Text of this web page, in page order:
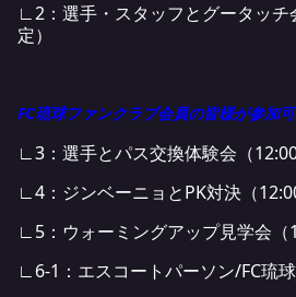
∟2：選手・スタッフとグータッ
定）
FC琉球ファンクラブ会員の皆様が参加
∟3：選手とパス交換体験会（12:00
∟4：ジンベーニョとPK対決（
∟5：ウォーミングアップ見学会（
∟6-1：エスコートパーソン/FC琉球